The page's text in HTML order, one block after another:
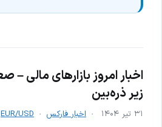
اخبار امروز بازارهای مالی
زیر ذره‌بین
۳۱ تیر ۱۴۰۴ اخبار فارکس EUR/USD